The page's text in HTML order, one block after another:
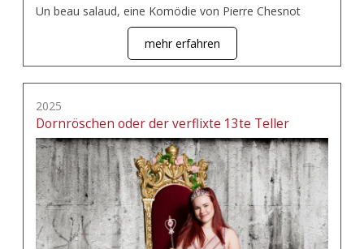
Un beau salaud, eine Komödie von Pierre Chesnot
mehr erfahren
2025
Dornröschen oder der verflixte 13te Teller